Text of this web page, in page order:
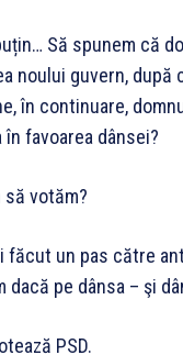
Să spunem că
noului guvern, după
în continuare,
în favoarea dânsei?
să votăm?
făcut un pas către
dacă pe dânsa – şi
PSD.